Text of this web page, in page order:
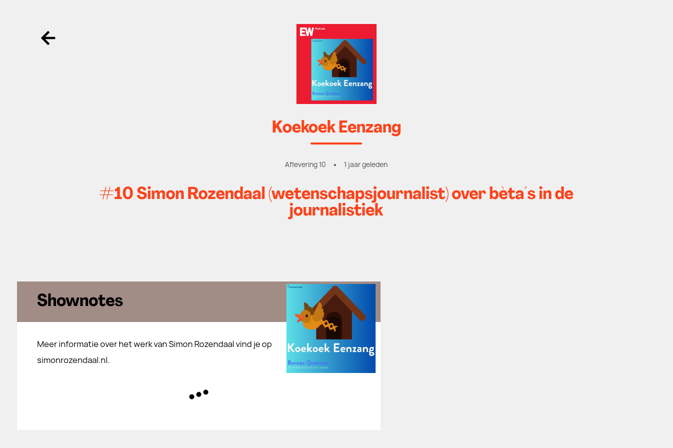
Ga terug
Koekoek Eenzang
Aflevering 10 1 jaar geleden
#10 Simon Rozendaal (wetenschapsjournalist) over bèta´s in de
journalistiek
Shownotes
Meer informatie over het werk van Simon Rozendaal vind je op
simonrozendaal.nl.